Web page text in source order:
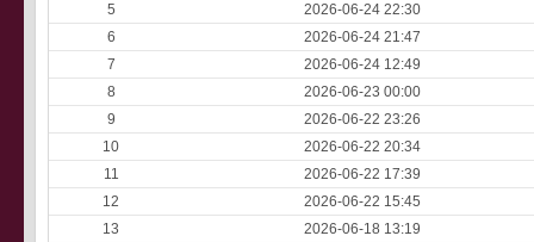
5
2026-06-24 22:30
6
2026-06-24 21:47
7
2026-06-24 12:49
8
2026-06-23 00:00
9
2026-06-22 23:26
10
2026-06-22 20:34
11
2026-06-22 17:39
12
2026-06-22 15:45
13
2026-06-18 13:19